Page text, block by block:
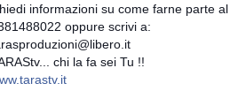
informazioni su come farne parte al
oppure scrivi a:
chi la fa sei Tu !!